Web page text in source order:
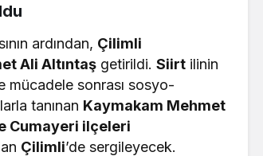
ardından, Çilimli
Ali Altıntaş getirildi.Siirt ilinin
mücadele sonrası sosyo-
tanınan Kaymakam Mehmet
Cumayeri ilçeleri
Çilimli’de sergileyecek.